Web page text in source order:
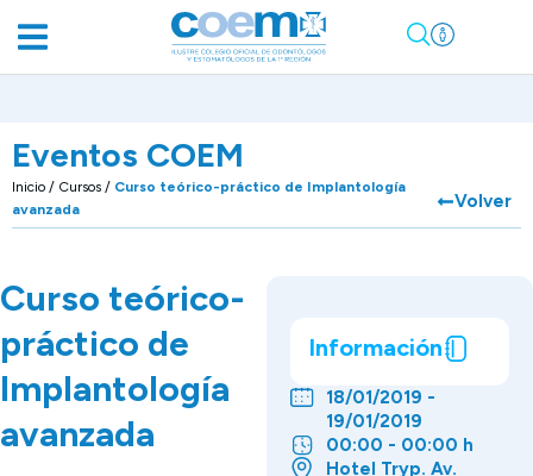
Eventos COEM
Inicio / Cursos / Curso teórico-práctico de Implantología
avanzada
Volver
Curso teórico-
práctico de
Implantología
avanzada
Información
18/01/2019 -
19/01/2019
00:00 - 00:00 h
Hotel Tryp. Av.